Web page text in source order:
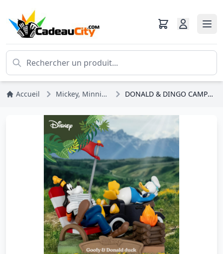
Accueil Mickey, Minnie, Pluto, Dingo DONALD & DINGO CAMPSITE SERIES - D-STAGE